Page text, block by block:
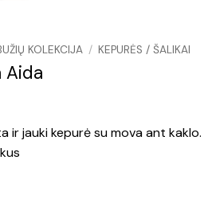
KOLEKCIJA / KEPURĖS / ŠALIKAI
Aida
ir jauki kepurė su mova ant kaklo.